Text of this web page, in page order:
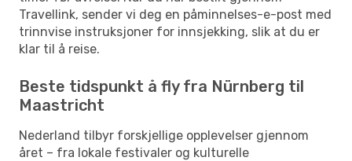
Travellink, sender vi deg en påminnelses-e-post med
trinnvise instruksjoner for innsjekking, slik at du er
klar til å reise.
Beste tidspunkt å fly fra Nürnberg til
Maastricht
Nederland tilbyr forskjellige opplevelser gjennom
året – fra lokale festivaler og kulturelle